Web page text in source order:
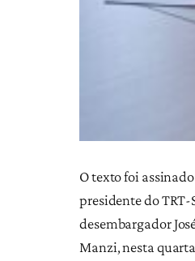
O texto foi
presidente do TRT-
desembargador
Manzi, nesta